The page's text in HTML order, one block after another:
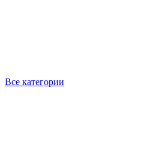
Все категории